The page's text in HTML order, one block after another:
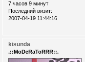
7 часов 9 минут
Последний визит:
2007-04-19 11:44:16
kisunda
.::MoDeRaToRRR::.